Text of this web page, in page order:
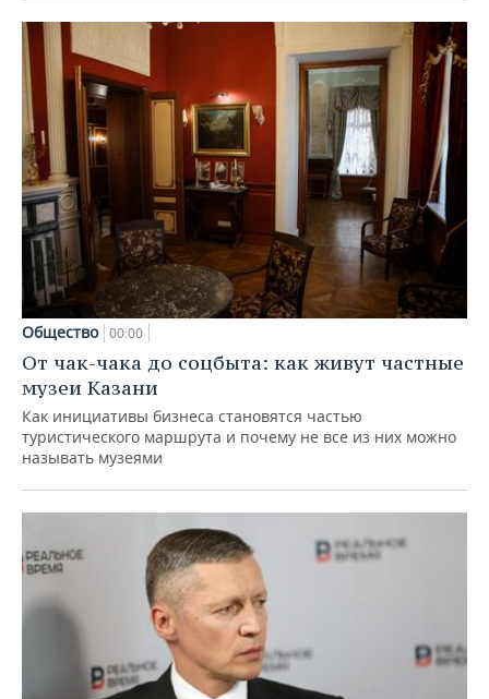
Общество 00:00
От чак-чака до соцбыта: как живут частные
музеи Казани
Как инициативы бизнеса становятся частью
туристического маршрута и почему не все из них можно
называть музеями